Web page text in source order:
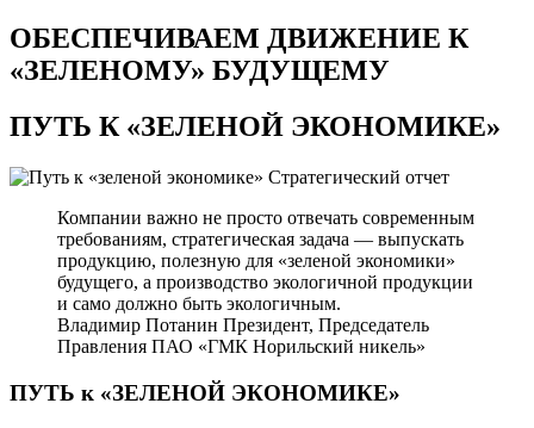
ОБЕСПЕЧИВАЕМ ДВИЖЕНИЕ К
«ЗЕЛЕНОМУ» БУДУЩЕМУ
ПУТЬ К«ЗЕЛЕНОЙ ЭКОНОМИКЕ»
Стратегический отчет
Компании важно не просто отвечать современным
требованиям, стратегическая задача — выпускать
продукцию, полезную для «зеленой экономики»
будущего, а производство экологичной продукции
и само должно быть экологичным.
Владимир Потанин Президент, Председатель
Правления ПАО «ГМК Норильский никель»
ПУТЬ к «ЗЕЛЕНОЙ ЭКОНОМИКЕ»